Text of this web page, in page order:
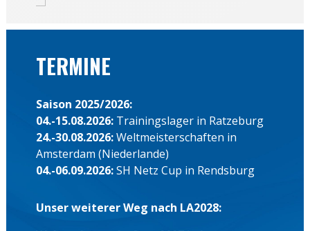
TERMINE
Saison 2025/2026:
04.-15.08.2026: Trainingslager in Ratzeburg
24.-30.08.2026:Weltmeisterschaften in
Amsterdam (Niederlande)
04.-06.09.2026:SH Netz Cup in Rendsburg
Unser weiterer Weg nach LA2028: